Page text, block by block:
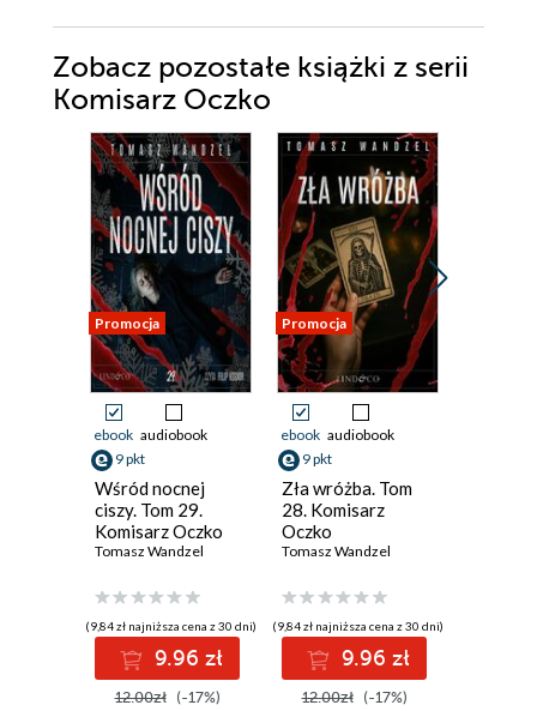
Zobacz pozostałe książki z serii
Komisarz Oczko
Promocja
ebook audiobook
9 pkt
Wśród nocnej
ciszy. Tom 29.
Komisarz Oczko
Tomasz Wandzel
(9,84 zł najniższa cena z 30 dni)
9.96 zł
12.00zł (-17%)
Promocja
ebook audiobook
9 pkt
Zła wróżba. Tom
28. Komisarz
Oczko
Tomasz Wandzel
(9,84 zł najniższa cena z 30 dni)
9.96 zł
12.00zł (-17%)